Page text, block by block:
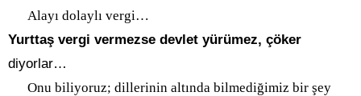
Alayı dolaylı vergi…
Yurttaş vergi vermezse devlet yürümez, çöker
diyorlar…
Onu biliyoruz; dillerinin altında bilmediğimiz bir şey